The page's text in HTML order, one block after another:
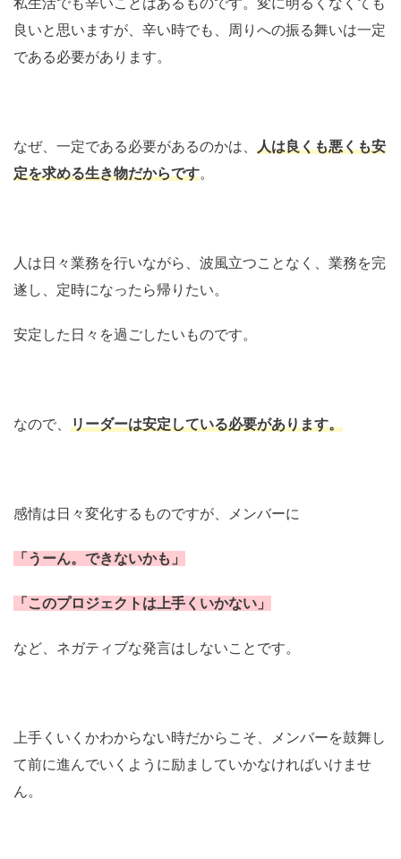
良いと思いますが、辛い時でも、周りへの振る舞いは一定
である必要があります。
なぜ、一定である必要があるのかは、 人は良くも悪くも安
定を求める生き物だからです。
人は日々業務を行いながら、波風立つことなく、業務を完
遂し、定時になったら帰りたい。
安定した日々を過ごしたいものです。
なので、 リーダーは安定している必要があります。
感情は日々変化するものですが、メンバーに
「うーん。できないかも」
「このプロジェクトは上手くいかない」
など、ネガティブな発言はしないことです。
上手くいくかわからない時だからこそ、メンバーを鼓舞し
て前に進んでいくように励ましていかなければいけませ
ん。